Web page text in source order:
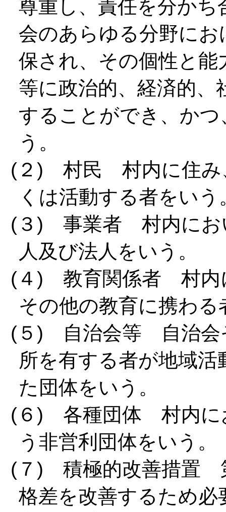
尊重し、責任を分か
会のあらゆる分野に
保され、その個性と
等に政治的、経済的、
することができ、か
う。
(２) 村民 村内に住み
くは活動する者をいう
(３) 事業者 村内にお
人及び法人をいう。
(４) 教育関係者 村内
その他の教育に携わる
(５) 自治会等 自治会
所を有する者が地域
た団体をいう。
(６) 各種団体 村内に
う非営利団体をいう。
(７) 積極的改善措置
格差を改善するため